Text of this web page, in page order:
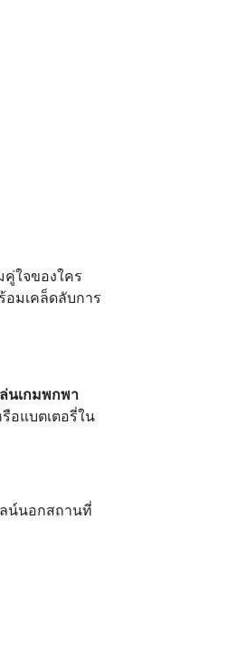
ใจของใคร
มเคล็ดลับการ
นเกมพกพา
อแบตเตอรี่ใน
น์นอกสถานที่